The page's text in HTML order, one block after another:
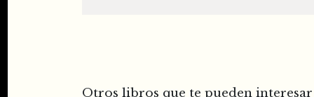
Otros libros que te pueden interesar